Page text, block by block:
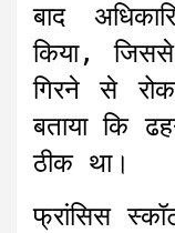
बाद
किया,
गिरने से
बताया कि
ठीक था।
फ्रांसिस